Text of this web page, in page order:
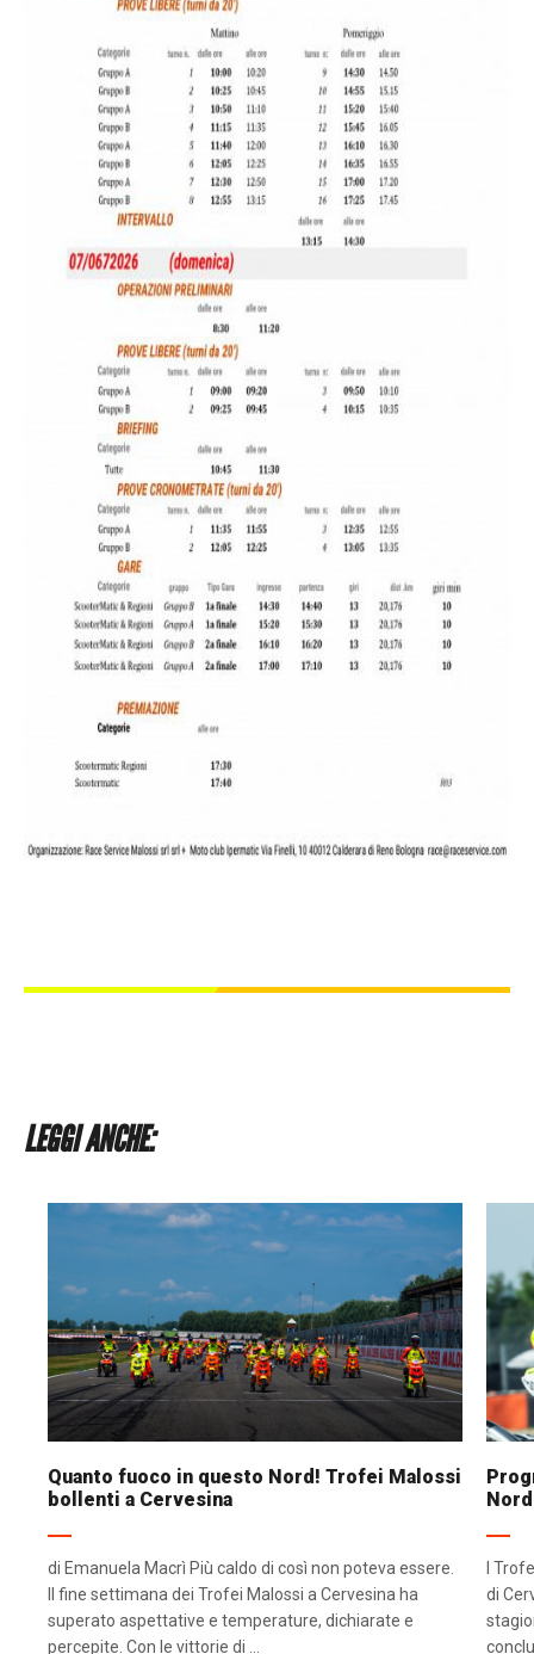
LEGGI ANCHE:
Quanto fuoco in questo Nord! Trofei Malossi
bollenti a Cervesina
di Emanuela Macrì Più caldo di così non poteva essere.
Il fine settimana dei Trofei Malossi a Cervesina ha
superato aspettative e temperature, dichiarate e
percepite. Con le vittorie di ...
I
di